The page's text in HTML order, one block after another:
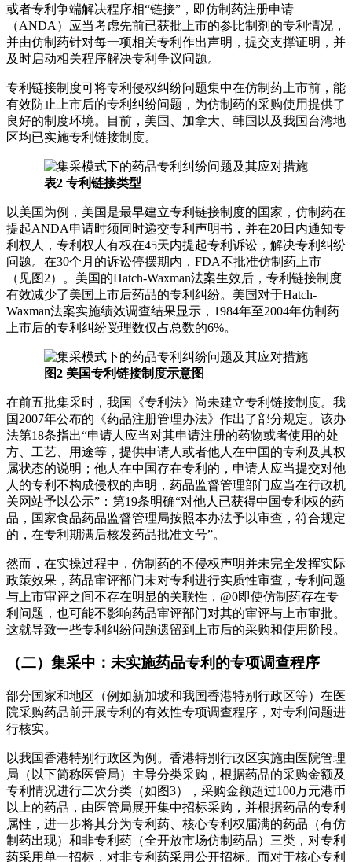
或者专利争端解决程序相“链接”，即仿制药注册申请
（ANDA）应当考虑先前已获批上市的参比制剂的专利情况，
并由仿制药针对每一项相关专利作出声明，提交支撑证明，并
及时启动相关程序解决专利争议问题。
专利链接制度可将专利侵权纠纷问题集中在仿制药上市前，能
有效防止上市后的专利纠纷问题，为仿制药的采购使用提供了
良好的制度环境。目前，美国、加拿大、韩国以及我国台湾地
区均已实施专利链接制度。
表2 专利链接类型
以美国为例，美国是最早建立专利链接制度的国家，仿制药在
提起ANDA申请时须同时递交专利声明书，并在20日内通知专
利权人，专利权人有权在45天内提起专利诉讼，解决专利纠纷
问题。在30个月的诉讼停摆期内，FDA不批准仿制药上市
（见图2）。美国的Hatch-Waxman法案生效后，专利链接制度
有效减少了美国上市后药品的专利纠纷。美国对于Hatch-
Waxman法案实施绩效调查结果显示，1984年至2004年仿制药
上市后的专利纠纷受理数仅占总数的6%。
图2 美国专利链接制度示意图
在前五批集采时，我国《专利法》尚未建立专利链接制度。我
国2007年公布的《药品注册管理办法》作出了部分规定。该办
法第18条指出“申请人应当对其申请注册的药物或者使用的处
方、工艺、用途等，提供申请人或者他人在中国的专利及其权
属状态的说明；他人在中国存在专利的，申请人应当提交对他
人的专利不构成侵权的声明，药品监督管理部门应当在行政机
关网站予以公示”：第19条明确“对他人已获得中国专利权的药
品，国家食品药品监督管理局按照本办法予以审查，符合规定
的，在专利期满后核发药品批准文号”。
然而，在实操过程中，仿制药的不侵权声明并未完全发挥实际
政策效果，药品审评部门未对专利进行实质性审查，专利问题
与上市审评之间不存在明显的关联性，@0即使仿制药存在专
利问题，也可能不影响药品审评部门对其的审评与上市审批。
这就导致一些专利纠纷问题遗留到上市后的采购和使用阶段。
（二）集采中：未实施药品专利的专项调查程序
部分国家和地区（例如新加坡和我国香港特别行政区等）在医
院采购药品前开展专利的有效性专项调查程序，对专利问题进
行核实。
以我国香港特别行政区为例。香港特别行政区实施由医院管理
局（以下简称医管局）主导分类采购，根据药品的采购金额及
专利情况进行二次分类（如图3），采购金额超过100万元港币
以上的药品，由医管局展开集中招标采购，并根据药品的专利
属性，进一步将其分为专利药、核心专利权届满的药品（有仿
制药出现）和非专利药（全开放市场仿制药品）三类，对专利
药采用单一招标，对非专利药采用公开招标。而对于核心专利